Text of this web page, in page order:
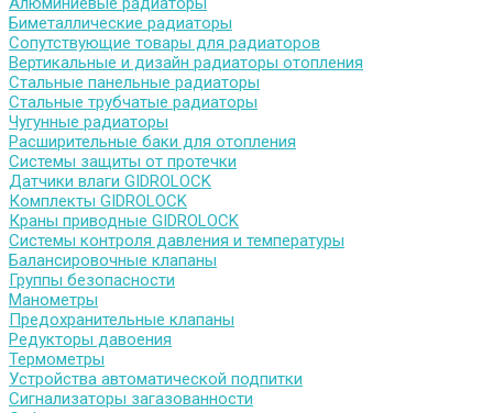
Биметаллические радиаторы
Сопутствующие товары для радиаторов
Вертикальные и дизайн радиаторы отопления
Стальные панельные радиаторы
Стальные трубчатые радиаторы
Чугунные радиаторы
Расширительные баки для отопления
Системы защиты от протечки
Датчики влаги GIDROLOCK
Комплекты GIDROLOCK
Краны приводные GIDROLOCK
Системы контроля давления и температуры
Балансировочные клапаны
Группы безопасности
Манометры
Предохранительные клапаны
Редукторы давоения
Термометры
Устройства автоматической подпитки
Сигнализаторы загазованности